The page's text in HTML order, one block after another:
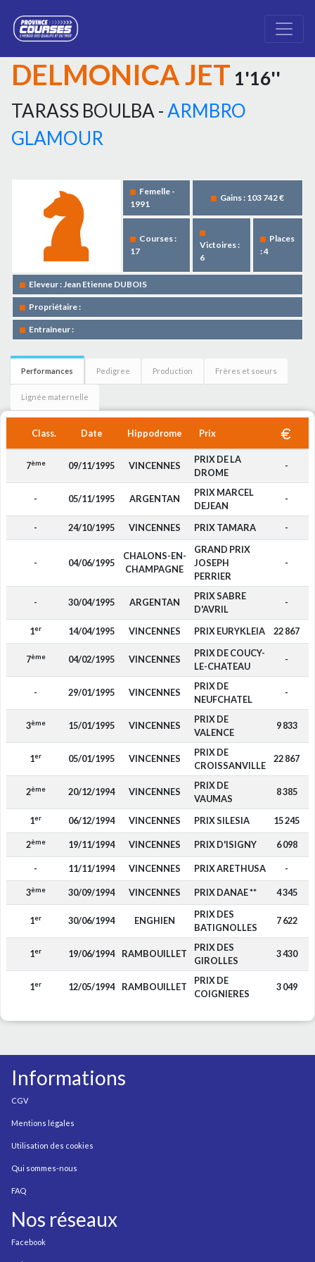
DELMONICA JET 1'16''
TARASS BOULBA -ARMBRO
GLAMOUR
Femelle -
1991
Gains : 103 742 €
Courses :
17
Victoires :
6
Places
: 4
Eleveur : Jean Etienne DUBOIS
Propriétaire :
Entraîneur :
Performances Pedigree Production Frères et soeurs
Lignée maternelle
Class. Date Hippodrome Prix
7ème 09/11/1995 VINCENNES
PRIX DE LA
DROME
-
- 05/11/1995 ARGENTAN
PRIX MARCEL
DEJEAN
-
- 24/10/1995 VINCENNES PRIX TAMARA -
- 04/06/1995
CHALONS-EN-
CHAMPAGNE
GRAND PRIX
JOSEPH
PERRIER
-
- 30/04/1995 ARGENTAN
PRIX SABRE
D'AVRIL
-
1er 14/04/1995 VINCENNES PRIX EURYKLEIA 22 867
7ème 04/02/1995 VINCENNES
PRIX DE COUCY-
LE-CHATEAU
-
- 29/01/1995 VINCENNES
PRIX DE
NEUFCHATEL
-
3ème 15/01/1995 VINCENNES
PRIX DE
VALENCE
9 833
1er 05/01/1995 VINCENNES
PRIX DE
CROISSANVILLE
22 867
2ème 20/12/1994 VINCENNES
PRIX DE
VAUMAS
8 385
1er 06/12/1994 VINCENNES PRIX SILESIA 15 245
2ème 19/11/1994 VINCENNES PRIX D'ISIGNY 6 098
- 11/11/1994 VINCENNES PRIX ARETHUSA -
3ème 30/09/1994 VINCENNES PRIX DANAE ** 4 345
1er 30/06/1994 ENGHIEN
PRIX DES
BATIGNOLLES
7 622
1er 19/06/1994 RAMBOUILLET
PRIX DES
GIROLLES
3 430
1er 12/05/1994 RAMBOUILLET
PRIX DE
COIGNIERES
3 049
Informations
CGV
Mentions légales
Utilisation des cookies
Qui sommes-nous
FAQ
Nos réseaux
Facebook